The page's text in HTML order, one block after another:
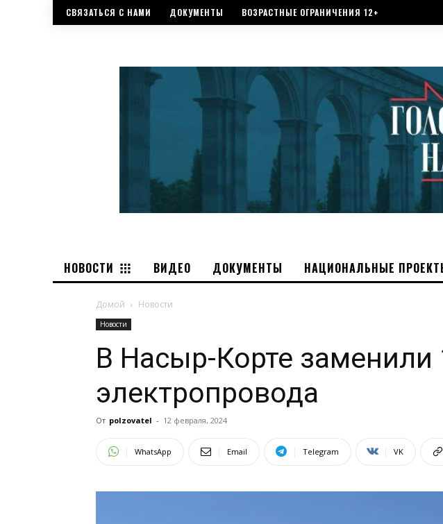
СВЯЗАТЬСЯ С НАМИ ДОКУМЕНТЫ ВОЗРАСТНЫЕ ОГРАНИЧЕНИЯ 12+
НОВОСТИ ВИДЕО ДОКУМЕНТЫ НАЦИОНАЛЬНЫЕ
Домой Новости
Новости
В Насыр-Корте заменили
электропровода
От polzovatel - 12 февраля, 2024
WhatsApp Email Telegram VK